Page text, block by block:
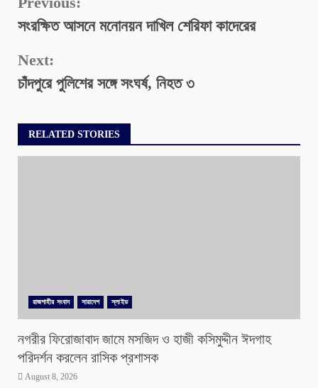
Reading
সংরক্ষিত আসনে মনোনয়ন দাখিল শেরিফা কাদেরের
Next:
চাঁদপুরে পুলিশের সঙ্গে সংঘর্ষ, নিহত ৩
RELATED STORIES
রাজশাহীর সংবাদ সারাদেশ স্লাইড
নগরীর ফিরোজাবাদ জামে মসজিদ ও হাজী কসিমুদ্দীন ঈদগাহ
পরিদর্শন করলেন রাসিক প্রশাসক
August 8, 2026